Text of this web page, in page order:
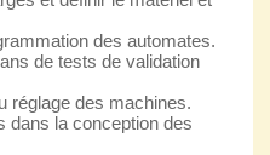
des automates.
de tests de validation
réglage des machines.
dans la conception des